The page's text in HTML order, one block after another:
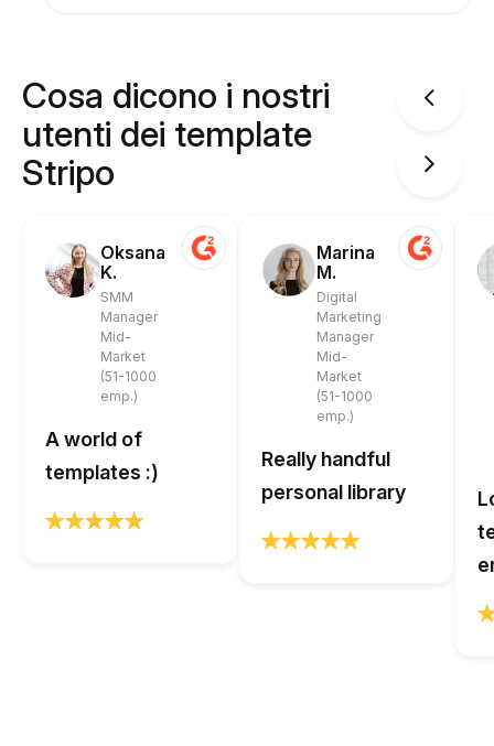
Cosa dicono i nostri
utenti dei template
Stripo
Oksana
K.
SMM
Manager
Mid-
Market
(51-1000
emp.)
A world of
templates :)
Marina
M.
Digital
Marketing
Manager
Mid-
Market
(51-1000
emp.)
Really handful
personal library